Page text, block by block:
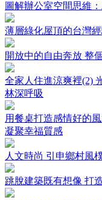
圖解辦公室空間思維：
薄層綠化屋頂的台灣
開放中的自由奔放 整
全家人住進涼爽裡(2)
林深呼吸
用餐桌打造感情好的
凝聚幸福質感
人文時尚 引申鄉村風
跳脫建築既有想像 打